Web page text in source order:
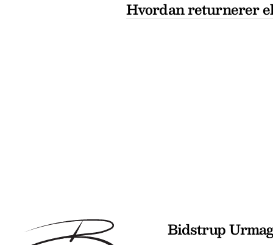
Hvordan returnerer
Bidstrup